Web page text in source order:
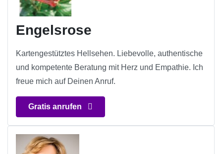
Engelsrose
Kartengestütztes Hellsehen. Liebevolle, authentische
und kompetente Beratung mit Herz und Empathie. Ich
freue mich auf Deinen Anruf.
Gratis anrufen